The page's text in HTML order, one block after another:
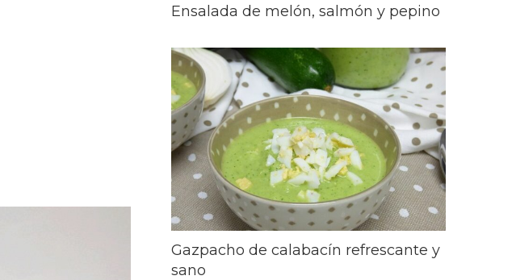
Ensalada de melón, salmón y pepino
Gazpacho de calabacín refrescante y
sano